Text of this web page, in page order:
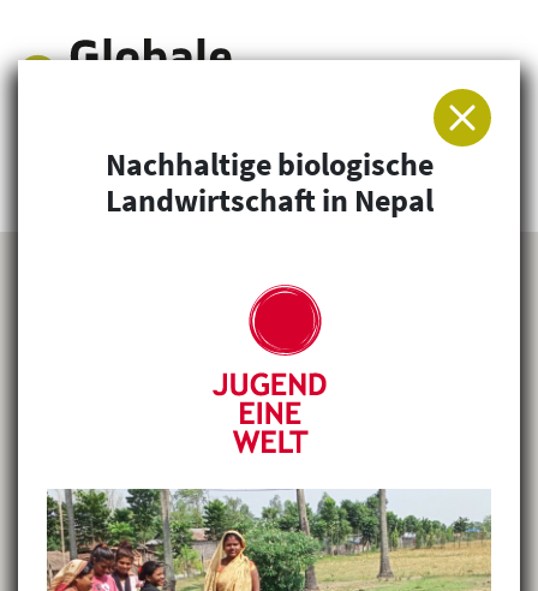
Arbeitsgemeinschaft für Entwicklung und
Humanitäre Hilfe
Nachhaltige biologische
Landwirtschaft in Nepal